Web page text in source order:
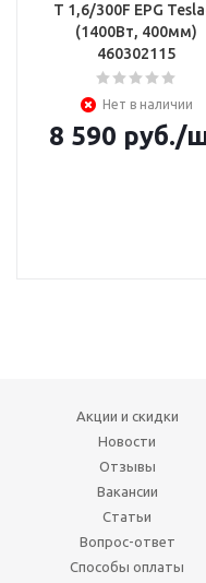
T 1,6/300F EPG
(1400Вт, 400мм)
460302115
Нет в наличии
8 590 руб./
Акции и скидки
Новости
Отзывы
Вакансии
Статьи
Вопрос-ответ
Способы оплаты